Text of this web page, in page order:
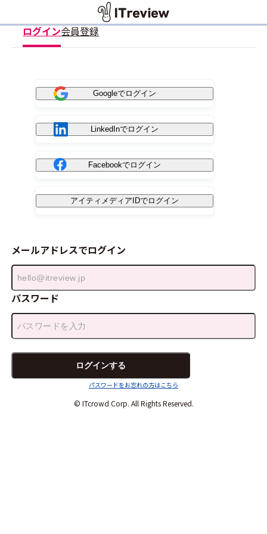
ログイン会員登録
Googleでログイン
LinkedInでログイン
Facebookでログイン
アイティメディアIDでログイン
メールアドレスでログイン
パスワード
パスワードをお忘れの方はこちら
© ITcrowd Corp. All Rights Reserved.